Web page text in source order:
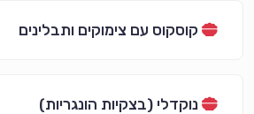
קוסקוס עם צימוקים ותבלינים
נוקדלי (בצקיות הונגריות)